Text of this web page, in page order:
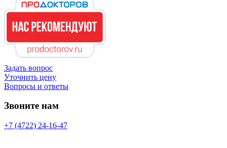
Задать вопрос
Уточнить цену
Вопросы и ответы
Звоните нам
+7 (4722) 24-16-47